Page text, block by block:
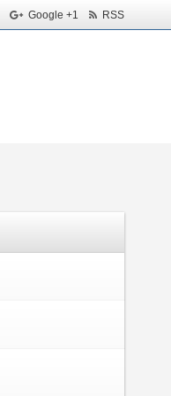
Google +1 RSS